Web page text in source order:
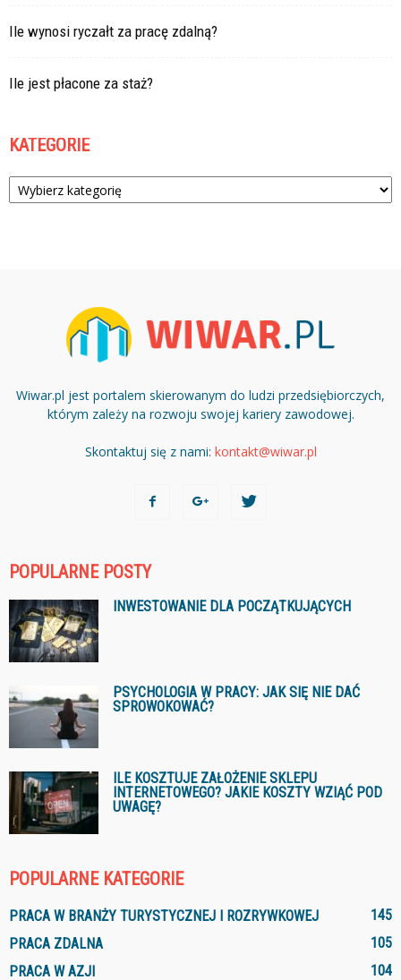
Ile wynosi ryczałt za pracę zdalną?
Ile jest płacone za staż?
KATEGORIE
Kategorie
Wiwar.pl jest portalem skierowanym do ludzi przedsiębiorczych,
którym zależy na rozwoju swojej kariery zawodowej.
Skontaktuj się z nami: kontakt@wiwar.pl
POPULARNE POSTY
INWESTOWANIE DLA POCZĄTKUJĄCYCH
PSYCHOLOGIA W PRACY: JAK SIĘ NIE DAĆ
SPROWOKOWAĆ?
ILE KOSZTUJE ZAŁOŻENIE SKLEPU
INTERNETOWEGO? JAKIE KOSZTY WZIĄĆ POD
UWAGĘ?
POPULARNE KATEGORIE
PRACA W BRANŻY TURYSTYCZNEJ I ROZRYWKOWEJ
145
PRACA ZDALNA
105
PRACA W AZJI
104